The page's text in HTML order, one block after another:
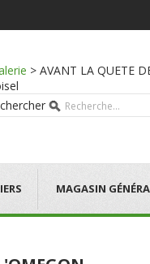
> AVANT LA QUETE
MAGASIN